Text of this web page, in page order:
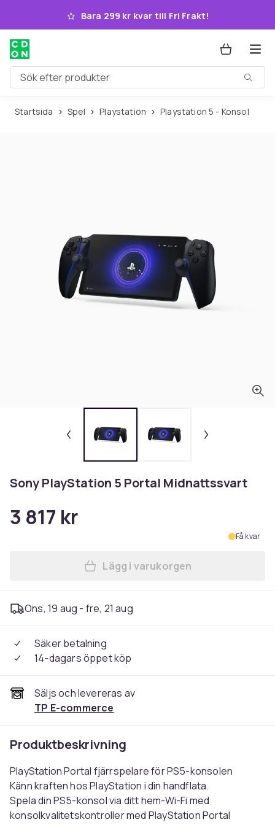
Hoppa till huvudinnehållet
Bara 299 kr kvar till Fri Frakt!
Sök efter produkter
Startsida Spel Playstation Playstation 5 - Konsol
Sony PlayStation 5 Portal Midnattssvart
3 817 kr
Få kvar
Lägg till Sony PlayStation
Lägg i varukorgen
Ons, 19 aug - fre, 21 aug
Säker betalning
14-dagars öppet köp
Säljs och levereras av
TP E-commerce
Produktbeskrivning
PlayStation Portal fjärrspelare för PS5-konsolen
Känn kraften hos PlayStation i din handflata.
Spela din PS5-konsol via ditt hem-Wi-Fi med
konsolkvalitetskontroller med PlayStation Portal